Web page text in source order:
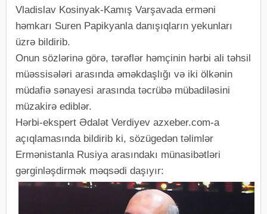
Vladislav Kosinyak-Kamış Varşavada erməni
həmkarı Suren Papikyanla danışıqların yekunları
üzrə bildirib.
Onun sözlərinə görə, tərəflər həmçinin hərbi ali təhsil
müəssisələri arasında əməkdaşlığı və iki ölkənin
müdafiə sənayesi arasında təcrübə mübadiləsini
müzakirə ediblər.
Hərbi-ekspert Ədalət Verdiyev azxeber.com-a
açıqlamasında bildirib ki, sözügedən təlimlər
Ermənistanla Rusiya arasındakı münasibətləri
gərginləşdirmək məqsədi daşıyır: